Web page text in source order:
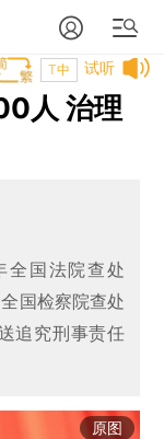
试听
T中
人 治理
全国法院查处
国检察院查处
追究刑事责任
原图